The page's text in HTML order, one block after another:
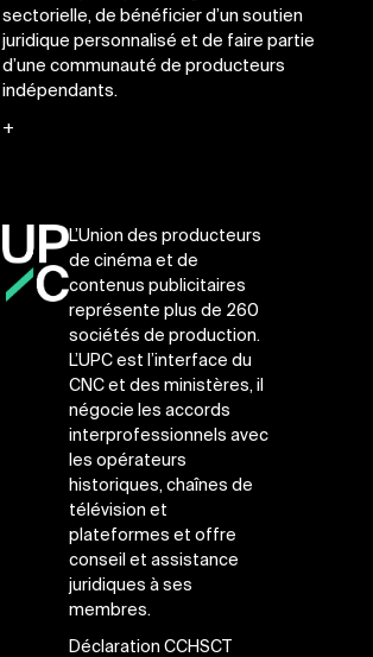
sectorielle, de bénéficier d’un soutien
juridique personnalisé et de faire partie
d’une communauté de producteurs
indépendants.
+
L’Union des producteurs
de cinéma et de
contenus publicitaires
représente plus de 260
sociétés de production.
L’UPC est l’interface du
CNC et des ministères, il
négocie les accords
interprofessionnels avec
les opérateurs
historiques, chaînes de
télévision et
plateformes et offre
conseil et assistance
juridiques à ses
membres.
Déclaration CCHSCT